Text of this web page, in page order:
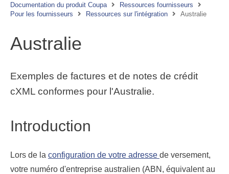
Documentation du produit Coupa
Ressources fournisseurs
Pour les fournisseurs
Ressources sur l'intégration Australie
Australie
Exemples de factures et de notes de crédit
cXML conformes pour l'Australie.
Introduction
Lors de la configuration de votre adresse de versement,
votre numéro d'entreprise australien (ABN, équivalent au